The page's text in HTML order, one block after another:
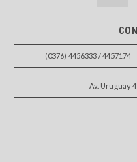
(0376) 4456333 / 4457174
Av. Uruguay